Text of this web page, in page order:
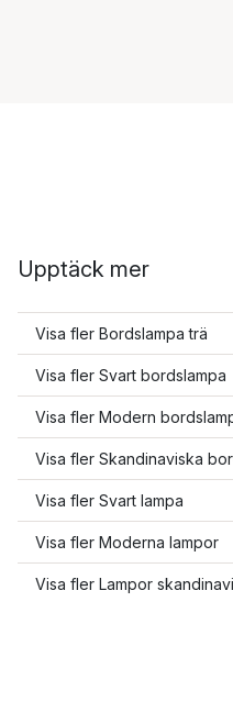
Upptäck mer
Visa fler Bordslampa trä
Visa fler Svart bordslampa
Visa fler Modern
Visa fler Skandinaviska
Visa fler Svart lampa
Visa fler Moderna lampor
Visa fler Lampor